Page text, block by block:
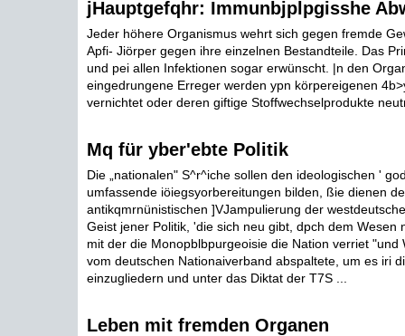
jHauptgefqhr: Immunbjplpgisshe
Jeder höhere Organismus wehrt sich gegen fremde
Apfi- Jiörper gegen ihre einzelnen Bestandteile. Das
und pei allen Infektionen sogar erwünscht. |n den
eingedrungene Erreger werden ypn körpereigenen
vernichtet oder deren giftige Stoffwechselprodukte
Mq für yber'ebte Politik
Die „nationalen" S^r^iche sollen den ideologischen '
umfassende iöiegsyorbereitungen bilden, ßie dienen
antikqmrnünistischen ]VJampulierung der
Geist jener Politik, 'die sich neu gibt, dpch dem Wesen
mit der die Monopblbpurgeoisie die Nation verriet "und
vom deutschen Nationaiverband abspaltete, um es iri
einzugliedern und unter das Diktat der T7S ...
Leben mit fremden Organen